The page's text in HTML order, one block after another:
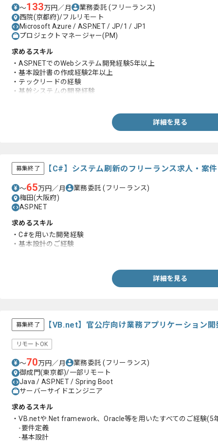
〜133万円／月 業務委託(フリーランス)
西院(京都府)/フルリモート
Microsoft Azure / ASP.NET / JP/1 / JP1
プロジェクトマネージャー(PM)
求めるスキル
・ASP.NETでのWebシステム開発経験5年以上
・基本設計書の作成経験2年以上
・テックリードの経験
・基幹システムの開発経験
詳細を見る
募集終了 【C#】システム刷新のフリーランス求人・案件
〜65万円／月 業務委託(フリーランス)
梅田(大阪府)
ASP.NET
求めるスキル
・C#を用いた開発経験
・基本設計のご経験
詳細を見る
募集終了 【VB.net】官公庁向け業務アプリケーション
リモートOK
〜70万円／月 業務委託(フリーランス)
御成門(東京都)/一部リモート
Java / ASP.NET / Spring Boot
サーバーサイドエンジニア
求めるスキル
・VB.netや.Net framework、Oracle等を用いたすべてのご経験(5
-要件定義
-基本設計